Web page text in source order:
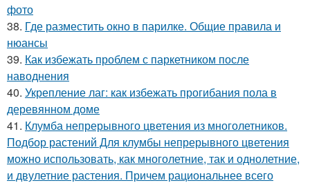
фото
38. Где разместить окно в парилке. Общие правила и
нюансы
39. Как избежать проблем с паркетником после
наводнения
40. Укрепление лаг: как избежать прогибания пола в
деревянном доме
41. Клумба непрерывного цветения из многолетников.
Подбор растений Для клумбы непрерывного цветения
можно использовать, как многолетние, так и однолетние,
и двулетние растения. Причем рациональнее всего